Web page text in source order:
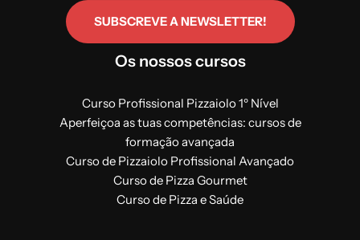
SUBSCREVE A NEWSLETTER!
Os nossos cursos
Curso Profissional Pizzaiolo 1º Nível
Aperfeiçoa as tuas competências: cursos de
formação avançada
Curso de Pizzaiolo Profissional Avançado
Curso de Pizza Gourmet
Curso de Pizza e Saúde